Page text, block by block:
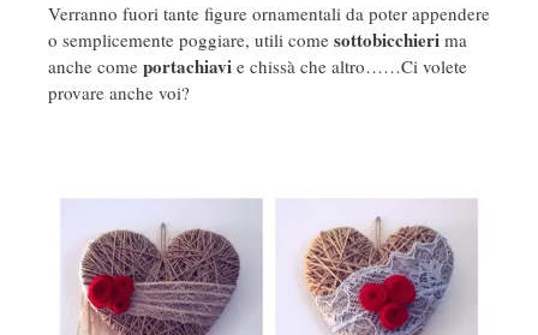
Verranno fuori tante figure ornamentali da poter appendere
o semplicemente poggiare, utili come sottobicchieri ma
anche come portachiavi e chissà che altro……Ci volete
provare anche voi?